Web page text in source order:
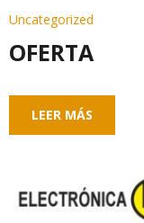
Uncategorized
OFERTA
LEER MÁS